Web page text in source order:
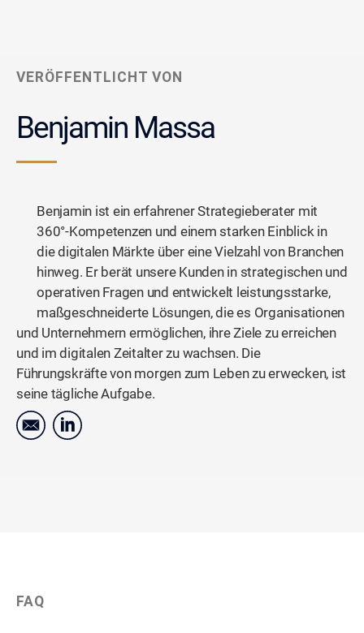
VERÖFFENTLICHT VON
Benjamin Massa
Benjamin ist ein erfahrener Strategieberater mit
360°-Kompetenzen und einem starken Einblick in
die digitalen Märkte über eine Vielzahl von Branchen
hinweg. Er berät unsere Kunden in strategischen und
operativen Fragen und entwickelt leistungsstarke,
maßgeschneiderte Lösungen, die es Organisationen
und Unternehmern ermöglichen, ihre Ziele zu erreichen
und im digitalen Zeitalter zu wachsen. Die
Führungskräfte von morgen zum Leben zu erwecken, ist
seine tägliche Aufgabe.
FAQ